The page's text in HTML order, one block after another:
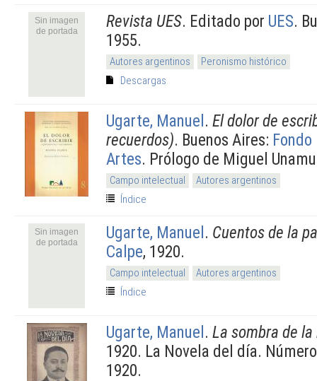
Sin imagen
de portada
Revista UES. Editado por UES.
1955.
Autores argentinos
Peronismo histórico
Descargas
Ugarte, Manuel. El dolor de
recuerdos). Buenos Aires:
Artes. Prólogo de Miguel
Campo intelectual
Autores argentinos
Índice
Sin imagen
de portada
Ugarte, Manuel. Cuentos de la
Calpe, 1920.
Campo intelectual
Autores argentinos
Índice
Ugarte, Manuel. La sombra de
1920. La Novela del día.
1920.